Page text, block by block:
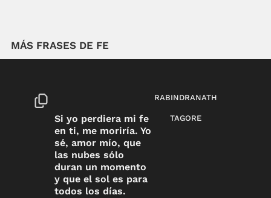
MÁS FRASES DE FE
Si yo perdiera mi fe
en ti, me moriría. Yo
sé, amor mío, que
las nubes sólo
duran un momento
y que el sol es para
todos los días.
RABINDRANATH
TAGORE